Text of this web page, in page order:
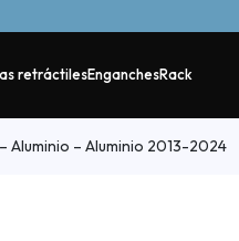
retráctilesEnganchesRack
Aluminio – Aluminio 2013-2024